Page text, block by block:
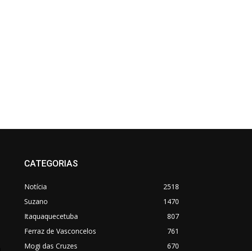
CATEGORIAS
Notícia
2518
Suzano
1470
Itaquaquecetuba
807
Ferraz de Vasconcelos
761
Mogi das Cruzes
670